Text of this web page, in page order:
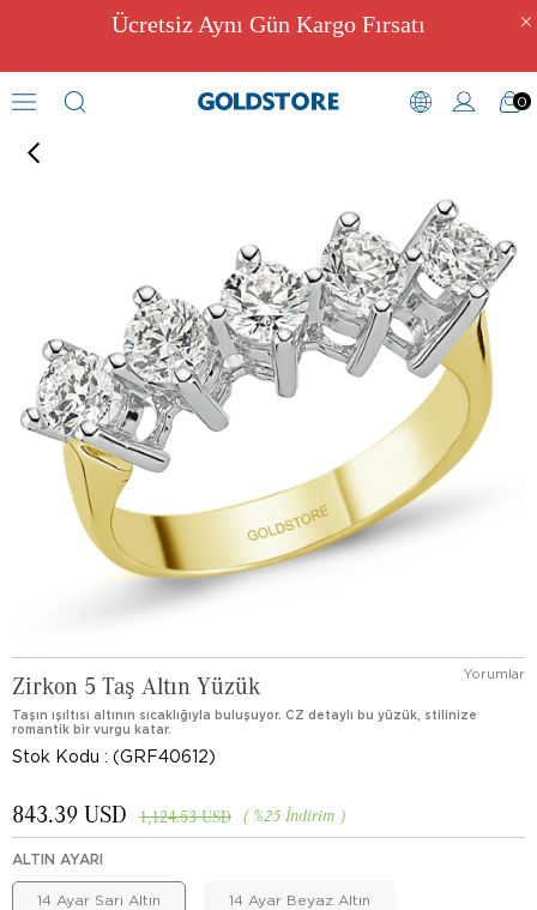
Ücretsiz Aynı Gün Kargo Fırsatı
0
Zirkon Taşlı Yüzükler
Zirkon 5 Taş Altın Yüzük Yorumlar
Taşın ışıltısı altının sıcaklığıyla buluşuyor. CZ detaylı bu yüzük, stilinize
romantik bir vurgu katar.
Stok Kodu (GRF40612)
%25 İndirim
1,124.53 USD
843.39 USD
ALTIN AYARI
14 Ayar Sarı Altın 14 Ayar Beyaz Altın